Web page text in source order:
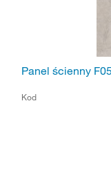
Panel ścienny
Kod